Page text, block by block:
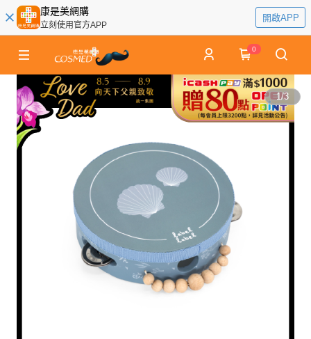
康是美網購
立刻使用官方APP
開啟APP
0
1/3